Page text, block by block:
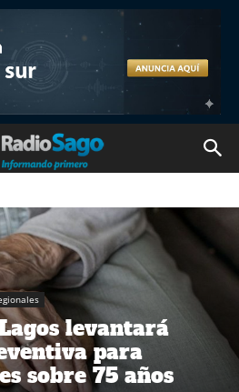
levantará
para
sobre 75 años